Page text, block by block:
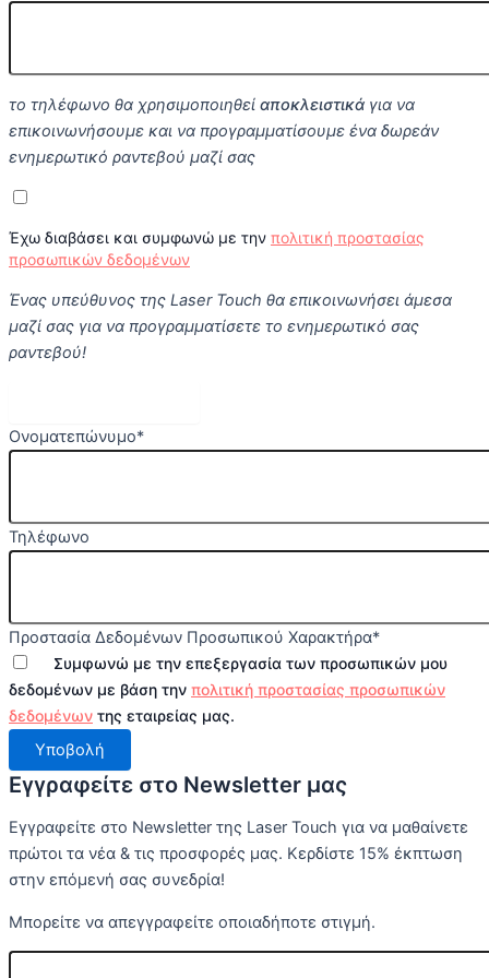
το τηλέφωνο θα χρησιμοποιηθεί αποκλειστικά για να
επικοινωνήσουμε και να προγραμματίσουμε ένα δωρεάν
ενημερωτικό ραντεβού μαζί σας
Έχω διαβάσει και συμφωνώ με την πολιτική προστασίας
προσωπικών δεδομένων
Ένας υπεύθυνος της Laser Touch θα επικοινωνήσει άμεσα
μαζί σας για να προγραμματίσετε το ενημερωτικό σας
ραντεβού!
Ονοματεπώνυμο*
Τηλέφωνο
Προστασία Δεδομένων Προσωπικού Χαρακτήρα*
Συμφωνώ με την επεξεργασία των προσωπικών μου
δεδομένων με βάση την πολιτική προστασίας προσωπικών
δεδομένων της εταιρείας μας.
Υποβολή
Εγγραφείτε στο Newsletter μας
Εγγραφείτε στο Newsletter της Laser Touch για να μαθαίνετε
πρώτοι τα νέα & τις προσφορές μας. Κερδίστε 15% έκπτωση
στην επόμενή σας συνεδρία!
Μπορείτε να απεγγραφείτε οποιαδήποτε στιγμή.